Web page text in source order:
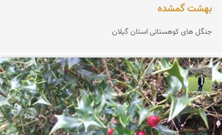
بهشت گمشده
جنگل های کوهستانی استان گیلان
علیرضا رستمی